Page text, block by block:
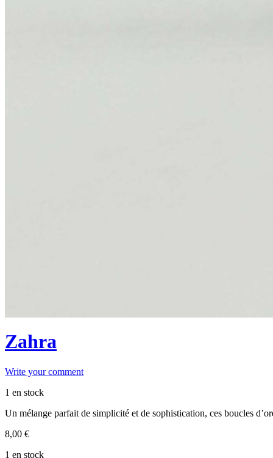
Zahra
Write your comment
1 en stock
Un mélange parfait de simplicité et de sophistication, ces boucles
8,00 €
1 en stock